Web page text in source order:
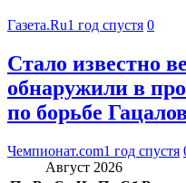
Газета.Ru1 год спустя 0
Стало известно
обнаружили в
по борьбе
Чемпионат.com1 год спустя
Август 2026